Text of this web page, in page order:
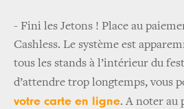
- Fini les Jetons ! Place au
Cashless. Le système est
tous les stands à l’intérieur du
d’attendre trop longtemps, vous
votre carte en ligne. A noter au